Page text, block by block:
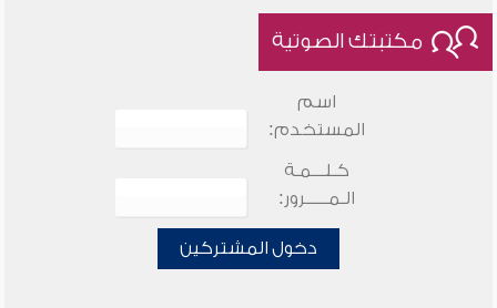
مكتبتك الصوتية
اسم
المستخدم:
كـلـــمـة
الـمـــــرور:
دخول المشتركين